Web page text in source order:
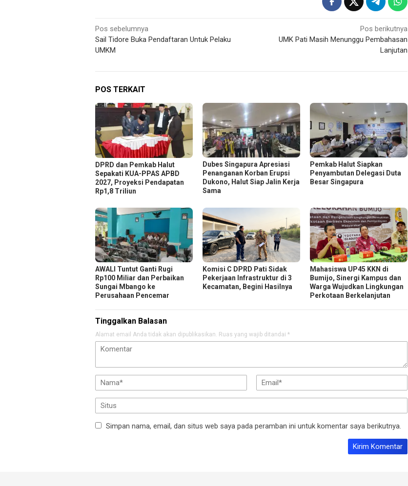
Navigasi
pos
Pos sebelumnya
Sail Tidore Buka Pendaftaran Untuk Pelaku
UMKM
Pos berikutnya
UMK Pati Masih Menunggu Pembahasan
Lanjutan
POS TERKAIT
DPRD dan Pemkab Halut
Sepakati KUA-PPAS APBD
2027, Proyeksi Pendapatan
Rp1,8 Triliun
Dubes Singapura Apresiasi
Penanganan Korban Erupsi
Dukono, Halut Siap Jalin Kerja
Sama
Pemkab Halut Siapkan
Penyambutan Delegasi Duta
Besar Singapura
AWALI Tuntut Ganti Rugi
Rp100 Miliar dan Perbaikan
Sungai Mbango ke
Perusahaan Pencemar
Komisi C DPRD Pati Sidak
Pekerjaan Infrastruktur di 3
Kecamatan, Begini Hasilnya
Mahasiswa UP45 KKN di
Bumijo, Sinergi Kampus dan
Warga Wujudkan Lingkungan
Perkotaan Berkelanjutan
Tinggalkan Balasan
Alamat email Anda tidak akan dipublikasikan. Ruas yang wajib ditandai *
Simpan nama, email, dan situs web saya pada peramban ini untuk komentar saya berikutnya.